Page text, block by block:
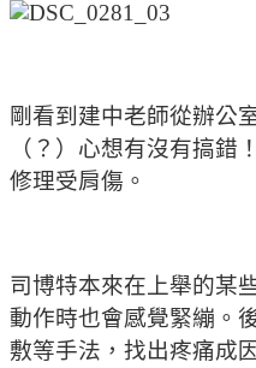
剛看到建中老師從辦公
（？）心想有沒有搞錯
修理受肩傷。
司博特本來在上舉的某
動作時也會感覺緊繃。
敷等手法，找出疼痛成